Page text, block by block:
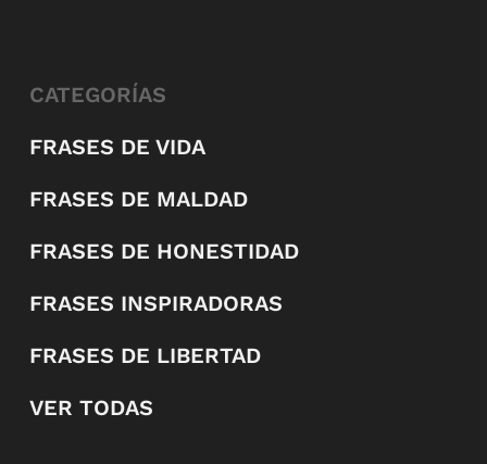
CATEGORÍAS
FRASES DE VIDA
FRASES DE MALDAD
FRASES DE HONESTIDAD
FRASES INSPIRADORAS
FRASES DE LIBERTAD
VER TODAS